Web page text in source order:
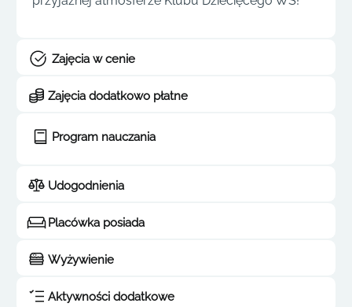
Zajęcia w cenie
Zajęcia dodatkowo płatne
Program nauczania
Udogodnienia
Placówka posiada
Wyżywienie
Aktywności dodatkowe